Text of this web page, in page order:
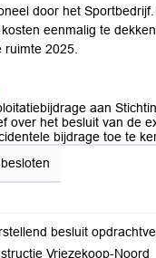
door het
eenmalig te
ruimte 2025.
aan
over het besluit van de
bijdrage toe te
besluit
Vriezekoop-Noord